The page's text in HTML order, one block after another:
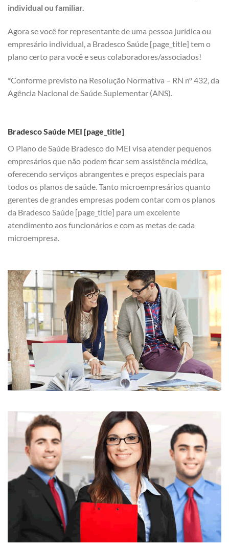
individual ou familiar.
Agora se você for representante de uma pessoa jurídica ou
empresário individual, a Bradesco Saúde [page_title] tem o
plano certo para você e seus colaboradores/associados!
*Conforme previsto na Resolução Normativa – RN nº 432, da
Agência Nacional de Saúde Suplementar (ANS).
Bradesco Saúde MEI [page_title]
O Plano de Saúde Bradesco do MEI visa atender pequenos
empresários que não podem ficar sem assistência médica,
oferecendo serviços abrangentes e preços especiais para
todos os planos de saúde. Tanto microempresários quanto
gerentes de grandes empresas podem contar com os planos
da Bradesco Saúde [page_title] para um excelente
atendimento aos funcionários e com as metas de cada
microempresa.